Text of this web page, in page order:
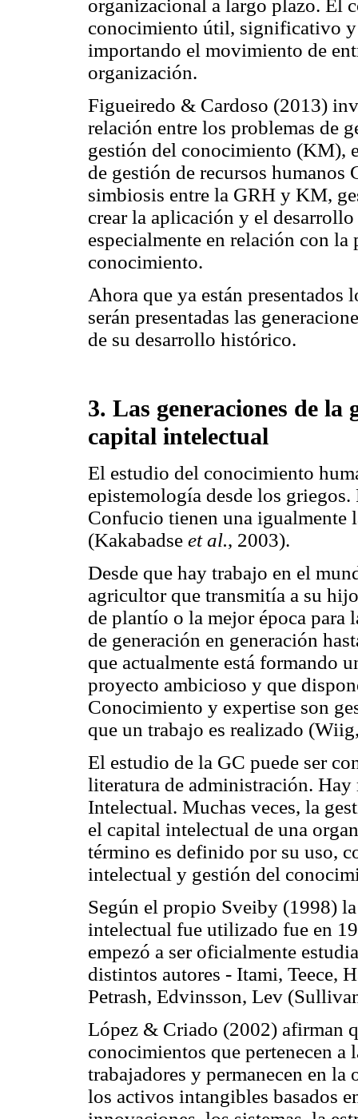
organizacional a largo plazo. El
conocimiento útil, significativo y
importando el movimiento de
organización.
Figueiredo & Cardoso (2013)
relación entre los problemas de
gestión del conocimiento (KM),
de gestión de recursos
simbiosis entre la GRH y KM,
crear la aplicación y el
especialmente en relación con
conocimiento.
Ahora que ya están
serán presentadas las
de su desarrollo histórico.
3. Las generaciones de la
capital intelectual
El estudio del conocimiento
epistemología desde los
Confucio tienen una igualmente
(Kakabadse et al., 2003).
Desde que hay trabajo en el
agricultor que transmitía a su
de plantío o la mejor época para
de generación en generación
que actualmente está formando
proyecto ambicioso y que
Conocimiento y expertise son
que un trabajo es realizado
El estudio de la GC puede ser
literatura de administración.
Intelectual. Muchas veces, la
el capital intelectual de una
término es definido por su uso,
intelectual y gestión del
Según el propio Sveiby (1998)
intelectual fue utilizado fue en
empezó a ser oficialmente
distintos autores - Itami, Teece,
Petrash, Edvinsson, Lev
López & Criado (2002) afirman
conocimientos que pertenecen a
trabajadores y permanecen en
los activos intangibles basados